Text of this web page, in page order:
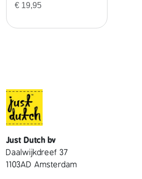
€ 19,95
Just Dutch bv
Daalwijkdreef 37
1103AD Amsterdam